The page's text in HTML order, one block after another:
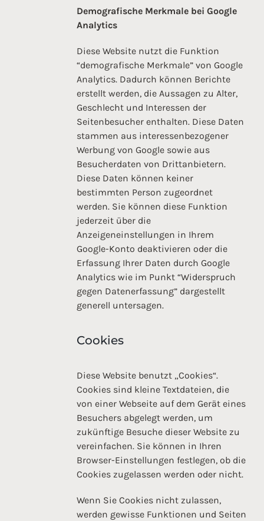
Demografische Merkmale bei Google
Analytics
Diese Website nutzt die Funktion
“demografische Merkmale” von Google
Analytics. Dadurch können Berichte
erstellt werden, die Aussagen zu Alter,
Geschlecht und Interessen der
Seitenbesucher enthalten. Diese Daten
stammen aus interessenbezogener
Werbung von Google sowie aus
Besucherdaten von Drittanbietern.
Diese Daten können keiner
bestimmten Person zugeordnet
werden. Sie können diese Funktion
jederzeit über die
Anzeigeneinstellungen in Ihrem
Google-Konto deaktivieren oder die
Erfassung Ihrer Daten durch Google
Analytics wie im Punkt “Widerspruch
gegen Datenerfassung” dargestellt
generell untersagen.
Cookies
Diese Website benutzt „Cookies“.
Cookies sind kleine Textdateien, die
von einer Webseite auf dem Gerät eines
Besuchers abgelegt werden, um
zukünftige Besuche dieser Website zu
vereinfachen. Sie können in Ihren
Browser-Einstellungen festlegen, ob die
Cookies zugelassen werden oder nicht.
Wenn Sie Cookies nicht zulassen,
werden gewisse Funktionen und Seiten